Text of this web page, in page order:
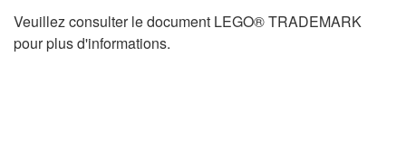
Veuillez consulter le document LEGO® TRADEMARK
pour plus d'informations.